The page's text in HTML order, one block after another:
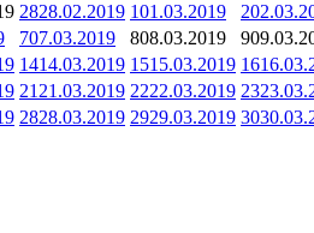
2828.02.2019 101.03.2019 2
707.03.2019 808.03.2019 9
1414.03.2019 1515.03.2019 16
21 21.03.2019 2222.03.2019 23
2828.03.2019 2929.03.2019 30